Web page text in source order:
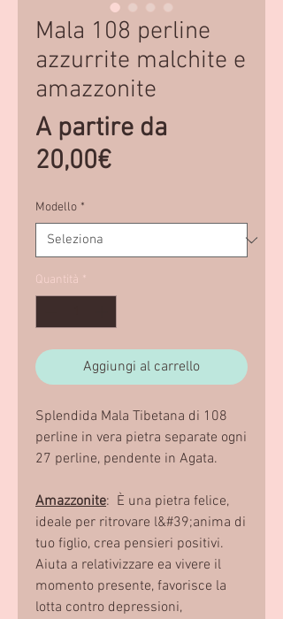
Mala 108 perline
azzurrite malchite e
amazzonite
A partire da
20,00€Prezzo
Modello *
Quantità *
Aggiungi al carrello
Splendida Mala Tibetana di 108
perline in vera pietra separate ogni
27 perline, pendente in Agata.
Amazzonite: È una pietra felice,
ideale per ritrovare l&#39;anima di
tuo figlio, crea pensieri positivi.
Aiuta a relativizzare ea vivere il
momento presente, favorisce la
lotta contro depressioni,